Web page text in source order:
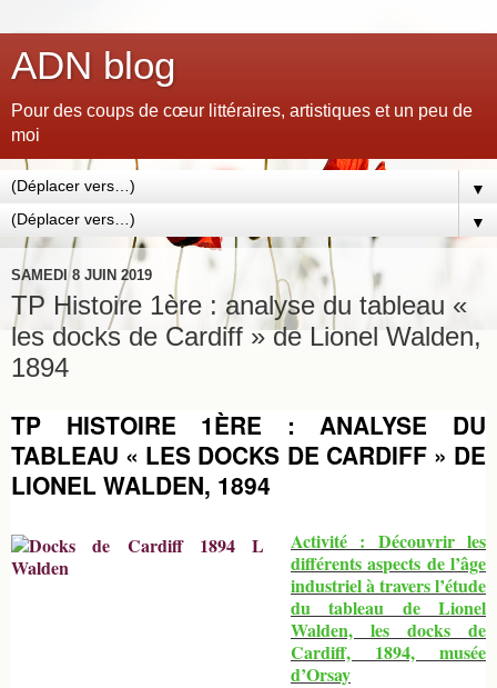
ADN blog
Pour des coups de cœur littéraires, artistiques et un peu de
moi
▼
▼
SAMEDI 8 JUIN 2019
TP Histoire 1ère : analyse du tableau «
les docks de Cardiff » de Lionel Walden,
1894
TP HISTOIRE 1ÈRE : ANALYSE DU
TABLEAU « LES DOCKS DE CARDIFF » DE
LIONEL WALDEN, 1894
Activité : Découvrir les
différents aspects de l’âge
industriel à travers l’étude
du tableau de Lionel
Walden, les docks de
Cardiff, 1894, musée
d’Orsay